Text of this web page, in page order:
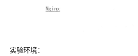
实验环境：